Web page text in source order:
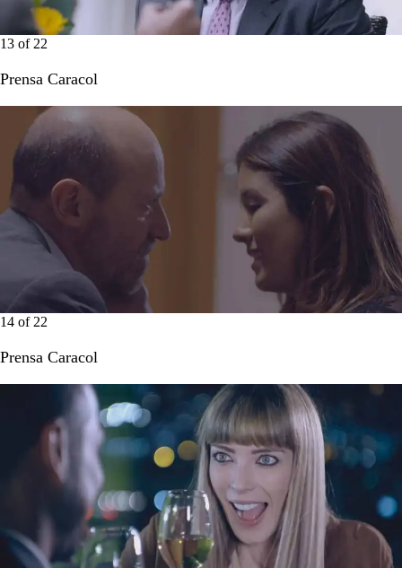
13 of 22
Prensa Caracol
14 of 22
Prensa Caracol